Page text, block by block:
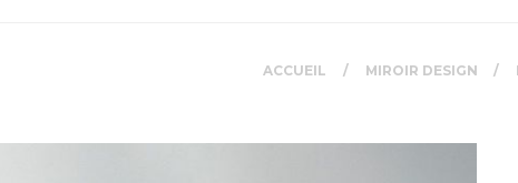
ACCUEIL MIROIR DESIGN